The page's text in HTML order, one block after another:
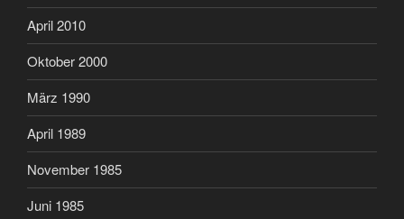
April 2010
Oktober 2000
März 1990
April 1989
November 1985
Juni 1985